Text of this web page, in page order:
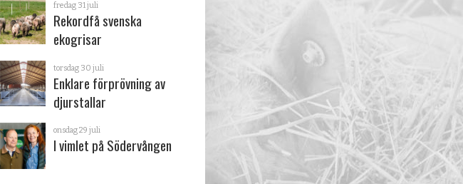
fredag 31 juli
Rekordfå svenska
ekogrisar
torsdag 30 juli
Enklare förprövning av
djurstallar
onsdag 29 juli
I vimlet på Södervången